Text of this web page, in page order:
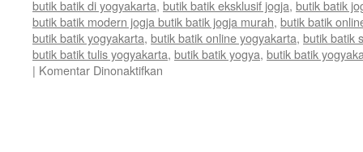
butik batik di yogyakarta, butik batik eksklusif jogja, butik batik
butik batik modern jogja butik batik jogja murah, butik batik
butik batik yogyakarta, butik batik online yogyakarta, butik batik
butik batik tulis yogyakarta, butik batik yogya, butik batik
| Komentar Dinonaktifkan